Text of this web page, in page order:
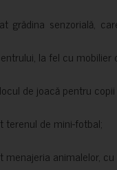
grădina senzorială,
la fel cu mobilier
de joacă pentru
terenul de mini-fotbal;
animalelor,